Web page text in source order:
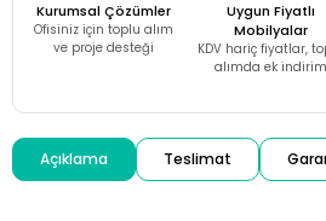
Kurumsal Çözümler
Ofisiniz için toplu alım
ve proje desteği
Uygun Fiyatlı
Mobilyalar
KDV hariç fiyatlar,
alımda ek indirim
Açıklama Teslimat